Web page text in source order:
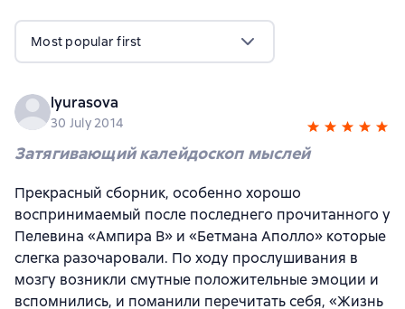
Most popular first
lyurasova
30 July 2014
Затягивающий калейдоскоп мыслей
Прекрасный сборник, особенно хорошо
воспринимаемый после последнего прочитанного у
Пелевина «Ампира В» и «Бетмана Аполло» которые
слегка разочаровали. По ходу прослушивания в
мозгу возникли смутные положительные эмоции и
вспомнились, и поманили перечитать себя, «Жизнь